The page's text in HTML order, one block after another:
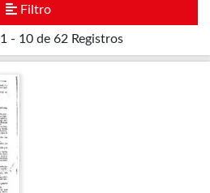
1 - 10 de 62 Registros
Filtro